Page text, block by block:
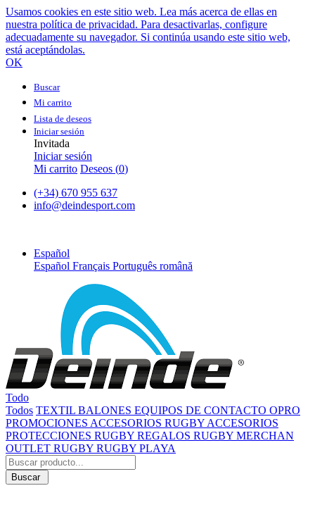
Usamos cookies en este sitio web. Lea más acerca de ellas en
nuestra política de privacidad. Para desactivarlas, configure
adecuadamente su navegador. Si continúa usando este sitio web,
está aceptándolas.
OK
Buscar
Mi carrito
Lista de deseos
Iniciar sesión
Invitada
Iniciar sesión
Mi carrito Deseos (0)
(+34) 670 955 637
info@deindesport.com
Español
Español Français Português română
Todo
Todos TEXTIL BALONES EQUIPOS DE CONTACTO OPRO
PROMOCIONES ACCESORIOS RUGBY ACCESORIOS
PROTECCIONES RUGBY REGALOS RUGBY MERCHAN
OUTLET RUGBY RUGBY PLAYA
Buscar